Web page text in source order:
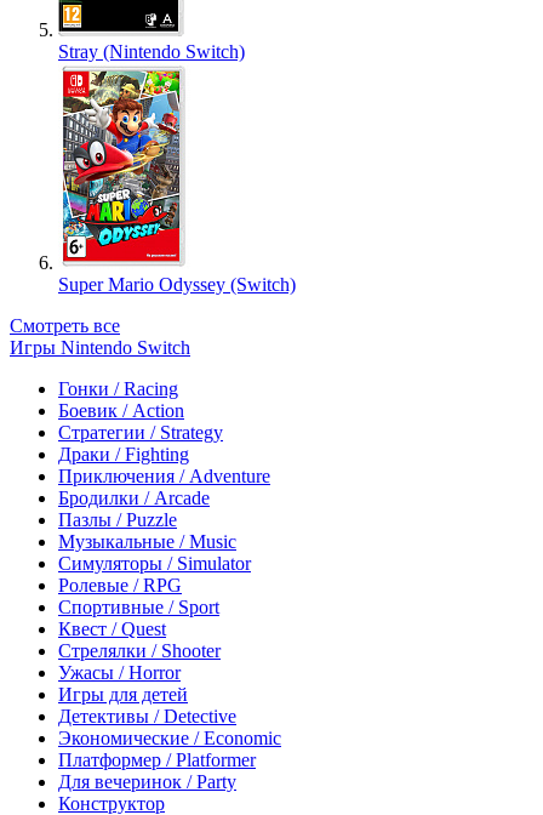
Stray (Nintendo Switch)
Super Mario Odyssey (Switch)
Смотреть все
Игры Nintendo Switch
Гонки / Racing
Боевик / Action
Стратегии / Strategy
Драки / Fighting
Приключения / Adventure
Бродилки / Arcade
Пазлы / Puzzle
Музыкальные / Music
Симуляторы / Simulator
Ролевые / RPG
Спортивные / Sport
Квест / Quest
Стрелялки / Shooter
Ужасы / Horror
Игры для детей
Детективы / Detective
Экономические / Economic
Платформер / Platformer
Для вечеринок / Party
Конструктор